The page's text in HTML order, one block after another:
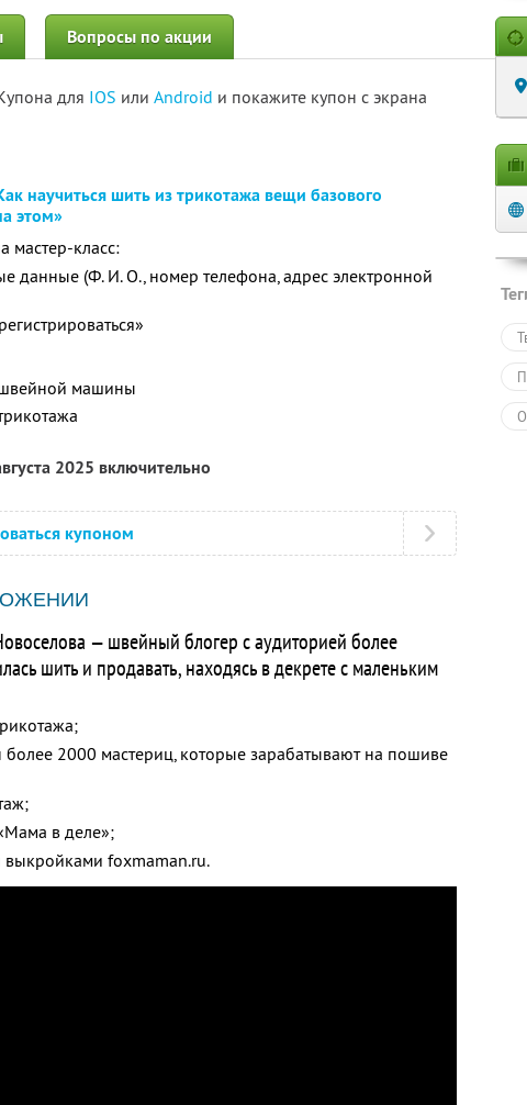
Вопросы по акции
для IOS или Android и покажите купон с экрана
научиться шить из трикотажа вещи базового
этом»
мастер-класс:
данные (Ф. И. О., номер телефона, адрес электронной
машины
2025 включительно
купоном
— швейный блогер с аудиторией более
шить и продавать, находясь в декрете с маленьким
2000 мастериц, которые зарабатывают на пошиве
в деле»;
выкройками foxmaman.ru.